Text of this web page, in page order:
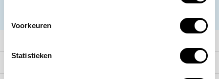
Voorkeuren
Statistieken